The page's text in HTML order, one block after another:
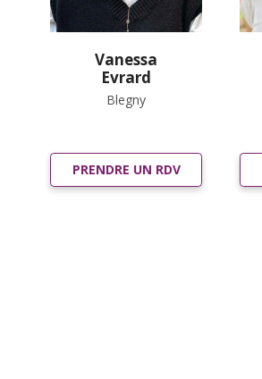
Vanessa
Evrard
Blegny
PRENDRE UN RDV